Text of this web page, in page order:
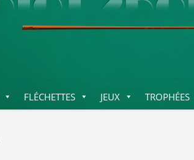
FLÉCHETTES JEUX TROPHÉES